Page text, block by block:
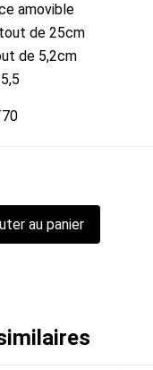
amovible
de 25cm
de 5,2cm
au panier